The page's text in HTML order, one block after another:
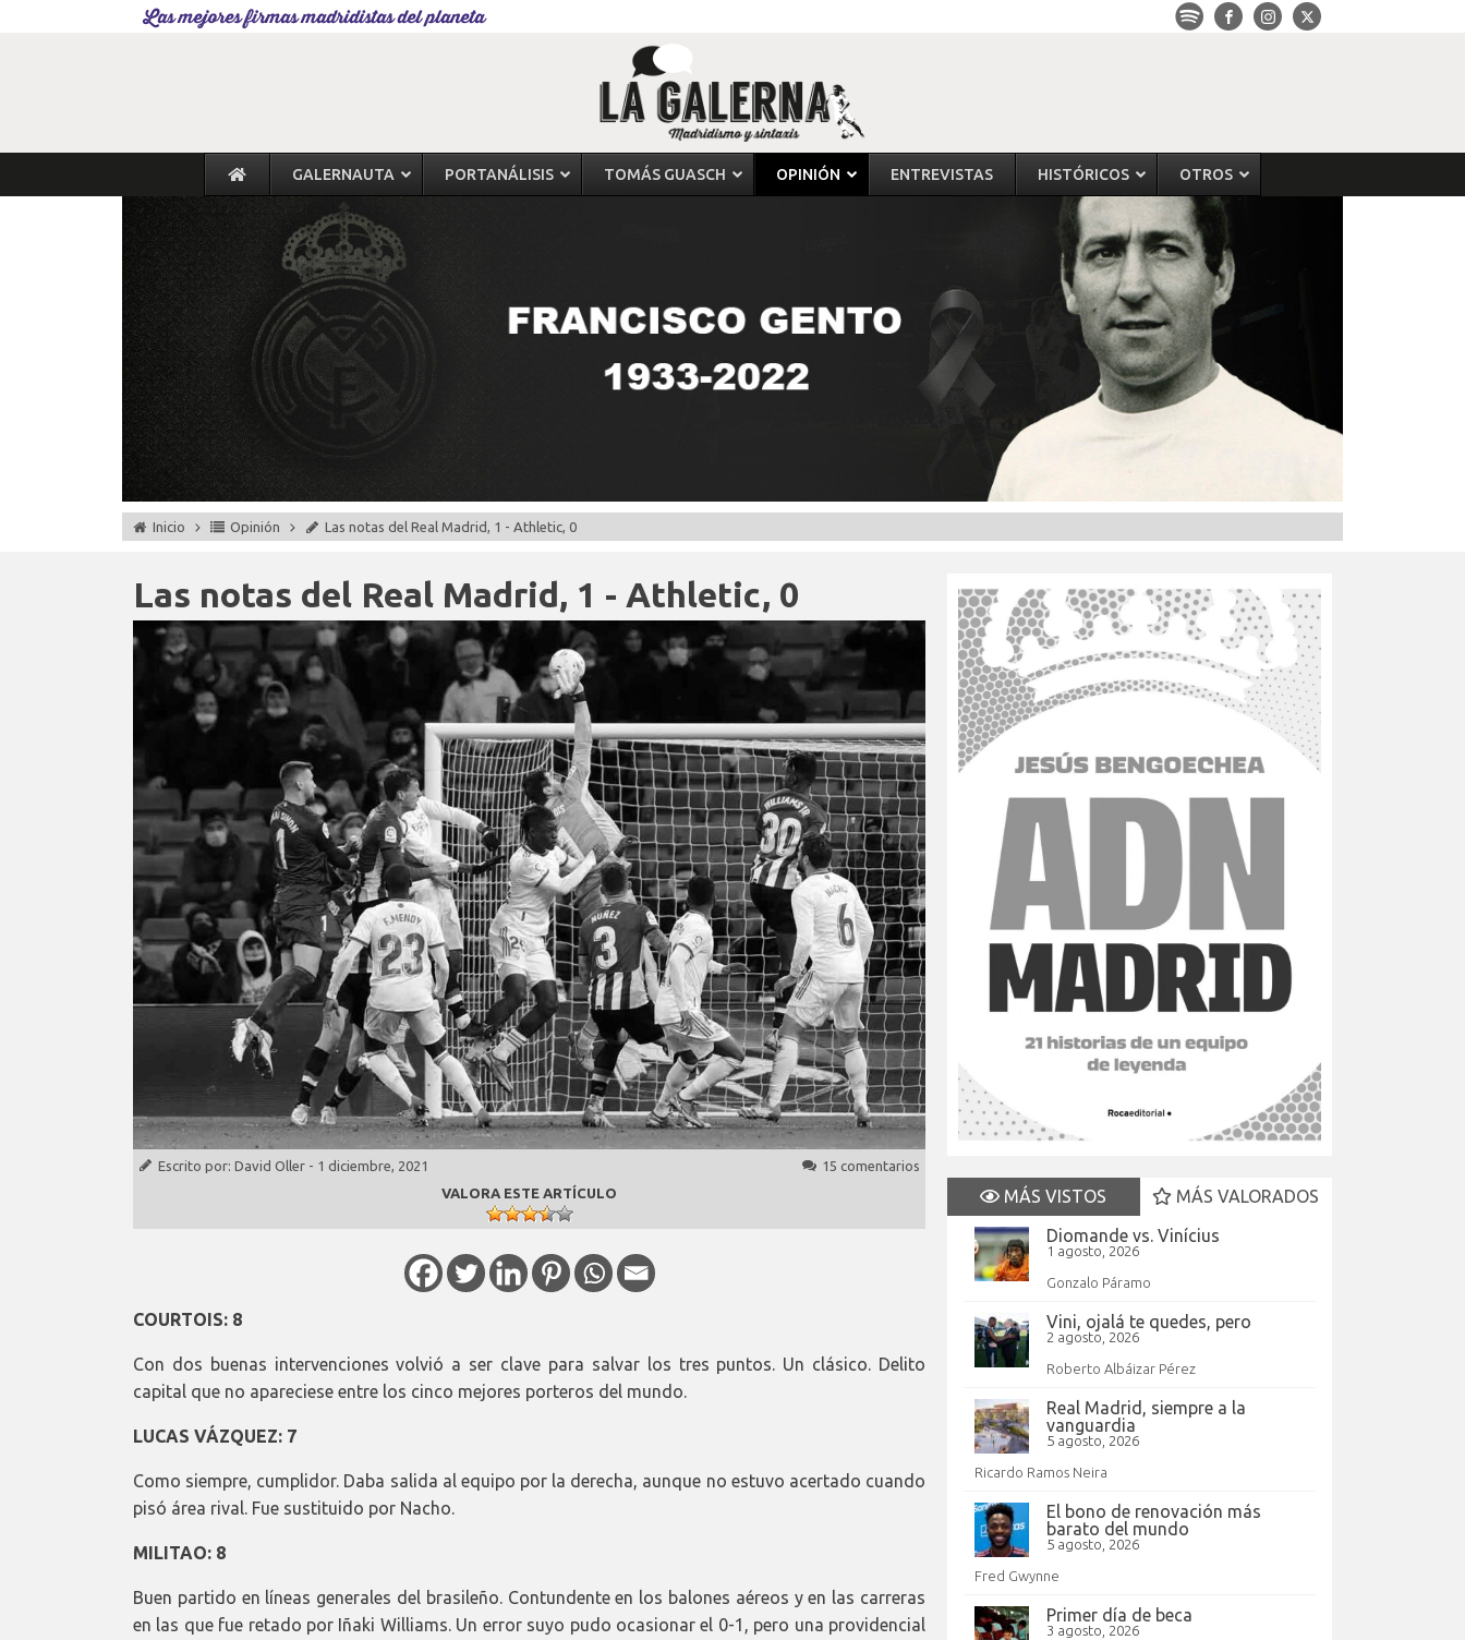
Las mejores firmas madridistas del planeta
GALERNAUTA PORTANÁLISIS TOMÁS GUASCH OPINIÓN ENTREVISTAS HISTÓRICOS OTROS
Inicio Opinión Las notas del Real Madrid, 1 - Athletic, 0
Las notas del Real Madrid, 1 - Athletic, 0
Escrito por: David Oller - 1 diciembre, 2021
15 comentarios
VALORA ESTE ARTÍCULO
COURTOIS: 8
Con dos buenas intervenciones volvió a ser clave para salvar los tres puntos. Un clásico. Delito
capital que no apareciese entre los cinco mejores porteros del mundo.
LUCAS VÁZQUEZ: 7
Como siempre, cumplidor. Daba salida al equipo por la derecha, aunque no estuvo acertado cuando
pisó área rival. Fue sustituido por Nacho.
MILITAO: 8
Buen partido en líneas generales del brasileño. Contundente en los balones aéreos y en las carreras
en las que fue retado por Iñaki Williams. Un error suyo pudo ocasionar el 0-1, pero una providencial
MÁS VISTOS
MÁS VALORADOS
Diomande vs. Vinícius
1 agosto, 2026
Gonzalo Páramo
Vini, ojalá te quedes, pero
2 agosto, 2026
Roberto Albáizar Pérez
Real Madrid, siempre a la
vanguardia
5 agosto, 2026
Ricardo Ramos Neira
El bono de renovación más
barato del mundo
5 agosto, 2026
Fred Gwynne
Primer día de beca
3 agosto, 2026